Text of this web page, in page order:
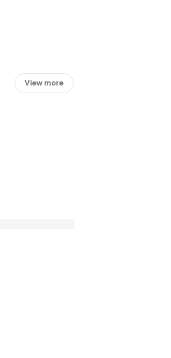
View more